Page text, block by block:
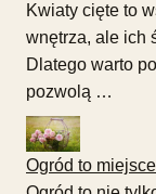
Kwiaty cięte to
wnętrza, ale ich
Dlatego warto
pozwolą …
Ogród to